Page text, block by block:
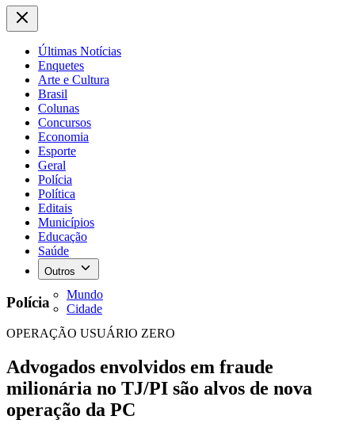
Últimas Notícias
Enquetes
Arte e Cultura
Brasil
Colunas
Concursos
Economia
Esporte
Geral
Polícia
Política
Editais
Municípios
Educação
Saúde
Outros
Mundo
Cidade
Polícia
OPERAÇÃO USUÁRIO ZERO
Advogados envolvidos em fraude
milionária no TJ/PI são alvos de nova
operação da PC